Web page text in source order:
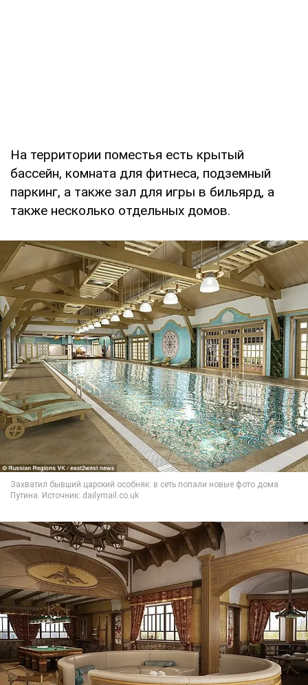
На территории поместья есть крытый
бассейн, комната для фитнеса, подземный
паркинг, а также зал для игры в бильярд, а
также несколько отдельных домов.